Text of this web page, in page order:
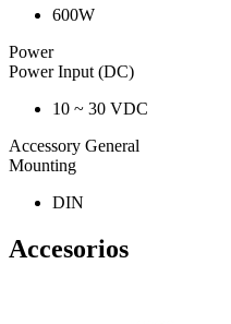
600W
Power
Power Input (DC)
10 ~ 30 VDC
Accessory General
Mounting
DIN
Accesorios